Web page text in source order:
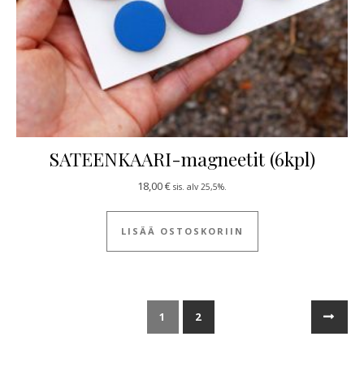
SATEENKAARI-magneetit (6kpl)
18,00€ sis. alv 25,5%.
LISÄÄ OSTOSKORIIN
1 2